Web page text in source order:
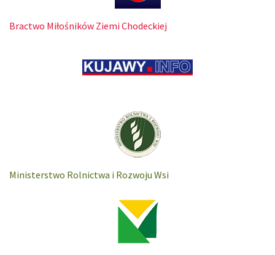
Bractwo Miłośników Ziemi Chodeckiej
Ministerstwo Rolnictwa i Rozwoju Wsi